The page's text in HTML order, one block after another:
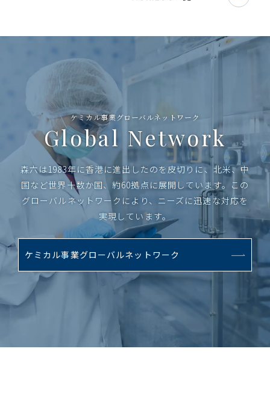
ケミカル事業グローバルネットワーク
Global Network
森六は1983年に香港に進出したのを皮切りに、北米、中
国など世界十数か国、約60拠点に展開しています。 この
グローバルネットワークにより、ニーズに迅速な対応を
実現しています。
ケミカル事業グローバルネットワーク